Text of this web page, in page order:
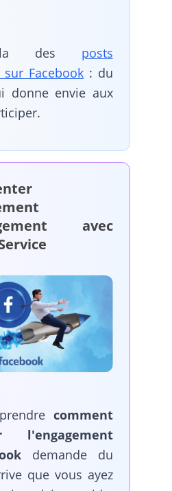
des posts
sur Facebook: du
donne envie aux
avec
comment
l'engagement
demande du
que vous ayez